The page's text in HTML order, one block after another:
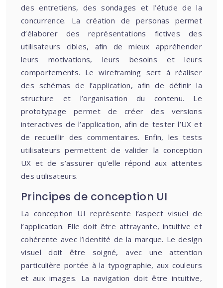
des entretiens, des sondages et l’étude de la
concurrence. La création de personas permet
d’élaborer des représentations fictives des
utilisateurs cibles, afin de mieux appréhender
leurs motivations, leurs besoins et leurs
comportements. Le wireframing sert à réaliser
des schémas de l’application, afin de définir la
structure et l’organisation du contenu. Le
prototypage permet de créer des versions
interactives de l’application, afin de tester l’UX et
de recueillir des commentaires. Enfin, les tests
utilisateurs permettent de valider la conception
UX et de s’assurer qu’elle répond aux attentes
des utilisateurs.
Principes de conception UI
La conception UI représente l’aspect visuel de
l’application. Elle doit être attrayante, intuitive et
cohérente avec l’identité de la marque. Le design
visuel doit être soigné, avec une attention
particulière portée à la typographie, aux couleurs
et aux images. La navigation doit être intuitive,